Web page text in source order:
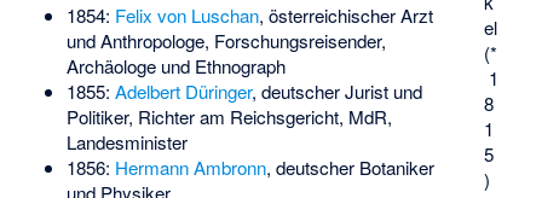
el
(*
1
8
1
5
)
1854: Felix von Luschan, österreichischer Arzt
und Anthropologe, Forschungsreisender,
Archäologe und Ethnograph
1855: Adelbert Düringer, deutscher Jurist und
Politiker, Richter am Reichsgericht, MdR,
Landesminister
1856: Hermann Ambronn, deutscher Botaniker